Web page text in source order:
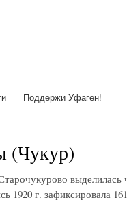
Поддержи Уфаген!
(Чукур)
выделилась
1920 г. зафиксировала